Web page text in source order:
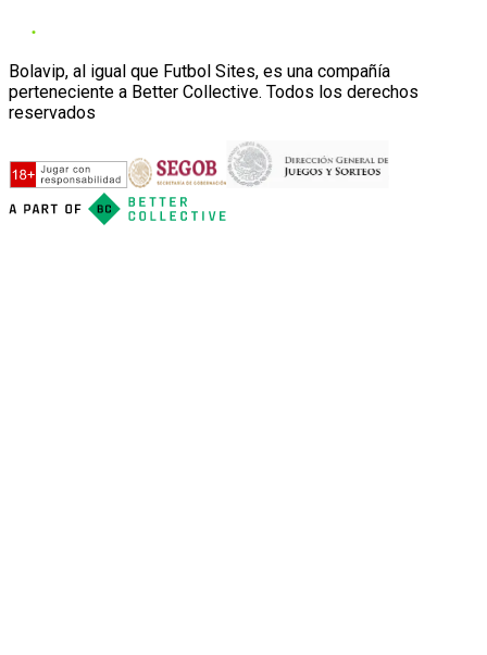
Bolavip, al igual que Futbol Sites, es una compañía
perteneciente a Better Collective. Todos los derechos
reservados